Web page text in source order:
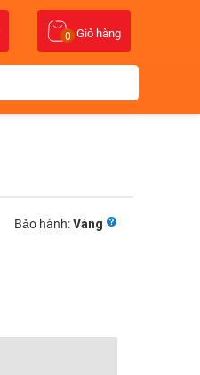
Giỏ hàng
0
Bảo hành:Vàng